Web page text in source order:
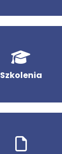
Szkolenia